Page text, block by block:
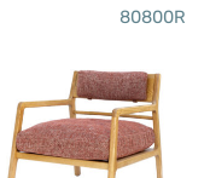
80800R